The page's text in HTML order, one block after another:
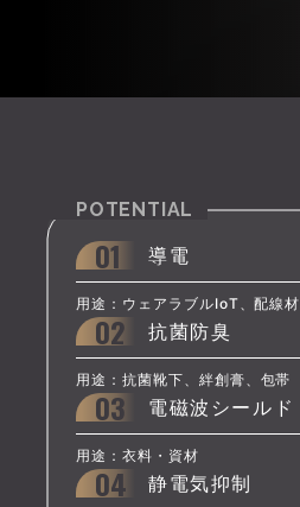
POTENTIAL
01 導電
用途：ウェアラブルIoT、配線材
02 抗菌防臭
用途：抗菌靴下、絆創膏、包帯
03 電磁波シールド
用途：衣料・資材
04 静電気抑制